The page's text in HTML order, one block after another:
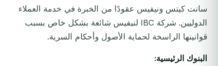
سانت كيتس ونيفيس عقودًا من الخبرة في خدمة العملاء
الدوليين. شركة IBC لنيفيس شائعة بشكل خاص بسبب
قوانينها الراسخة لحماية الأصول وأحكام السرية.
البنوك الرئيسية: